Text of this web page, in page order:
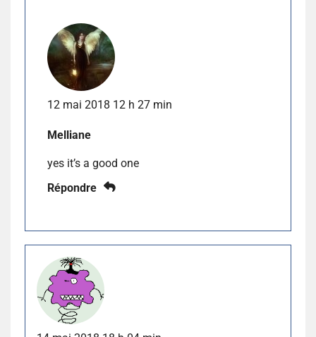
12 mai 2018 12 h 27 min
Melliane
yes it’s a good one
Répondre